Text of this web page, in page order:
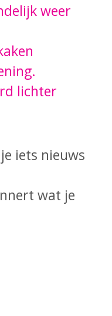
weer
lichter
iets nieuws
wat je